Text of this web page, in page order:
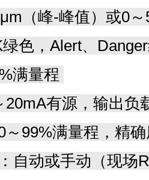
（峰-峰值）或0
色，Alert、
满量程
20mA有源，输出
～99%满量程，精
自动或手动（现场